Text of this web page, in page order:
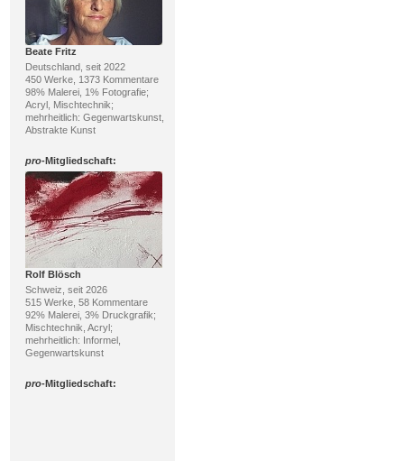
Beate Fritz
Deutschland, seit 2022
450 Werke, 1373 Kommentare
98% Malerei, 1% Fotografie;
Acryl, Mischtechnik;
mehrheitlich: Gegenwartskunst,
Abstrakte Kunst
pro-Mitgliedschaft:
Rolf Blösch
Schweiz, seit 2026
515 Werke, 58 Kommentare
92% Malerei, 3% Druckgrafik;
Mischtechnik, Acryl;
mehrheitlich: Informel,
Gegenwartskunst
pro-Mitgliedschaft: